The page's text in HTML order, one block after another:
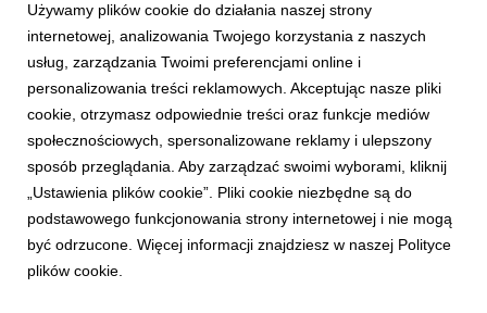
Dentsu wzmacnia kompetencje Business
Transformation w Polsce
Dentsu rozwija w Polsce kompetencje Business
transformacji biznesowej w erze AI. Zespół BX, którym
pokieruje Agnieszka Heidrich i Yuriy Bryvus, odpowiada na
Używamy plików cookie do działania naszej strony
internetowej, analizowania Twojego korzystania z naszych
usług, zarządzania Twoimi preferencjami online i
personalizowania treści reklamowych. Akceptując nasze pliki
cookie, otrzymasz odpowiednie treści oraz funkcje mediów
społecznościowych, spersonalizowane reklamy i ulepszony
sposób przeglądania. Aby zarządzać swoimi wyborami, kliknij
„Ustawienia plików cookie”. Pliki cookie niezbędne są do
podstawowego funkcjonowania strony internetowej i nie mogą
być odrzucone. Więcej informacji znajdziesz w naszej Polityce
plików cookie.